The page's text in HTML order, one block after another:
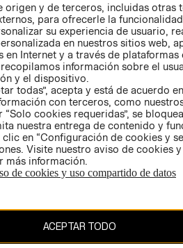
AVISO DE
PRIVACIDAD
GIFT CARD
AVISO DE
origen y de terceros, incluidas otras
para ofrecerle la
su experiencia de usuario,
en nuestros sitios web,
en Internet y a través de plataformas
información sobre el
y el dispositivo.
todas”, acepta y está de acuerdo
con terceros, como
cookies requeridas”, se
nuestra entrega de contenido y
en “Configuración de cookies y
Visite nuestro aviso de cookies
más información.
de cookies y uso compartido de datos
ACEPTAR TODO